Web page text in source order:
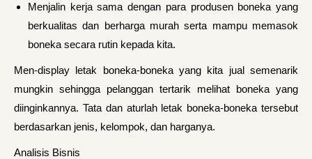
Menjalin kerja sama dengan para produsen boneka yang
berkualitas dan berharga murah serta mampu memasok
boneka secara rutin kepada kita.
Men-display letak boneka-boneka yang kita jual semenarik
mungkin sehingga pelanggan tertarik melihat boneka yang
diinginkannya. Tata dan aturlah letak boneka-boneka tersebut
berdasarkan jenis, kelompok, dan harganya.
Analisis Bisnis